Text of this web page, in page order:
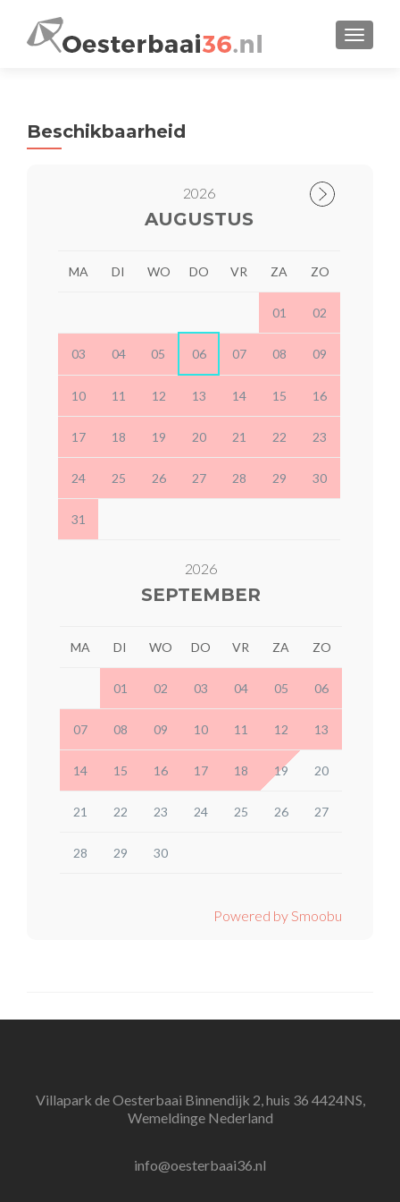
Beschikbaarheid
2026
AUGUSTUS
MA DI WO DO VR ZA ZO
01 02
03 04 05 06 07 08 09
10 11 12 13 14 15 16
17 18 19 20 21 22 23
24 25 26 27 28 29 30
31
2026
SEPTEMBER
MA DI WO DO VR ZA ZO
01 02 03 04 05 06
07 08 09 10 11 12 13
14 15 16 17 18 19 20
21 22 23 24 25 26 27
28 29 30
Powered by Smoobu
Villapark de Oesterbaai Binnendijk 2, huis 36 4424NS,
Wemeldinge Nederland
info@oesterbaai36.nl